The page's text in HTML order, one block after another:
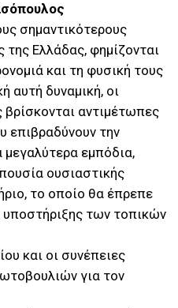
σημαντικότερους
της Ελλάδας, φημίζονται
και τη φυσική τους
αυτή δυναμική, οι
βρίσκονται αντιμέτωπες
επιβραδύνουν την
εμπόδια,
ουσιαστικής
το οποίο θα έπρεπε
υποστήριξης των τοπικών
και οι συνέπειες
για τον